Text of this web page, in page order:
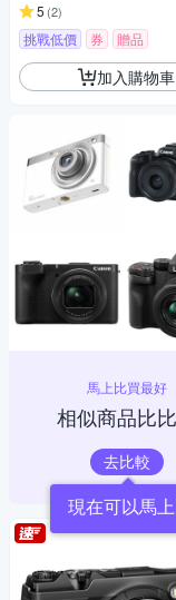
5 (2)
挑戰低價 券 贈品
加入購物車
馬上比買最好
相似商品比
去比較
現在可以馬